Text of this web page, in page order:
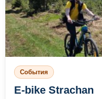
События
E-bike Strachan